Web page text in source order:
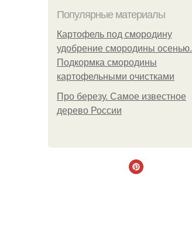
Популярные материалы
Картофель под смородину
удобрение смородины осенью.
Подкормка смородины
картофельными очистками
Про березу. Самое известное
дерево России